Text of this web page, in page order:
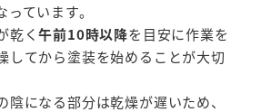
ています。
乾く午前10時以降を目安に作業を
してから塗装を始めることが大切
陰になる部分は乾燥が遅いため、